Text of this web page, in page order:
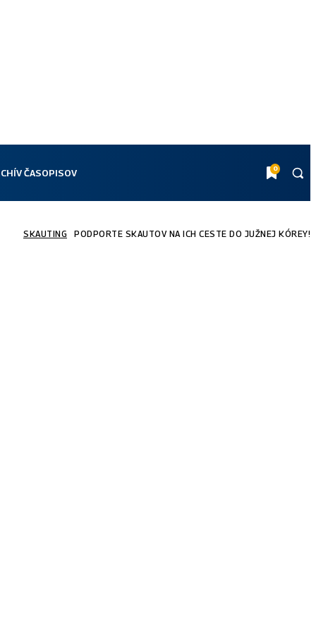
ČASOPISOV 0
SKAUTING PODPORTE SKAUTOV NA ICH CESTE DO JUŽNEJ KÓREY!